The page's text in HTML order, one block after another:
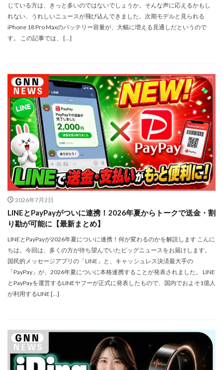
じている方は、きっと多いのではないでしょうか。そんな声に応えるかもし
れない、うれしいニュースが飛び込んできました。次期モデルと見られる
iPhone 18 Pro Maxのバッテリー容量が、大幅に増える見通しだというので
す。 この記事では、 […]
2026年7月2日
LINEとPayPayがついに連携！2026年夏からトークで送金・割
り勘が可能に【最新まとめ】
LINEとPayPayが2026年夏についに連携！何が変わるのかを解説します こんに
ちは。今回は、多くの方が待ち望んでいたビッグニュースをお届けします。
国民的メッセージアプリの「LINE」と、キャッシュレス決済最大手の
「PayPay」が、2026年夏についに本格連携することが発表されました。 LINE
とPayPayを運営するLINEヤフーが正式に発表したもので、国内でおよそ1億人
が利用するLINE […]
SSD高騰
STARLINK SunDisk
SurfaceBook
visionpro
Z9ii スペック
Z9ii 価格
Z9ii 発売日
ZEISS Otus ML
Zf zf シルバー
Zf ファーム
ZR 修理
ZV-E10II Zシネマ
Zマウント
Zレンズ
おすすめ Mac アプリ
アップル 2026
アップル 初売り
アップルAI
アマゾン 初売り
アレクサ
インスタ リール 時間
インスタ縦長になった
インスタ表示戻す
インスタ長方形になる直し方
オータス
カメラ
キャノン
キャノン レンズ
コシナ
シグマ
シーピープラス2026
スクラッチゲート
スターリンク
スペースX
スマホ保険証
スマホ新法
スマートリング
ソニー
ソニー 400 800
ソニー マクロ Gマスター
ソニーFX5
タムロン
タムロン 35-100 f2.8
タムロン 35-100mm f:2.8
ドル円
ニコン
ニコン 2026
ニコン 24 70 2
ニコン 24 70 新型
ニコン Z6 3